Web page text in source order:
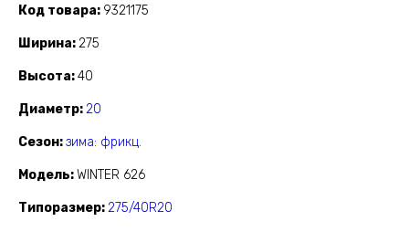
Код товара 9321175
Ширина 275
Высота 40
Диаметр 20
Сезон зима: фрикц.
Модель WINTER 626
Типоразмер 275/40R20